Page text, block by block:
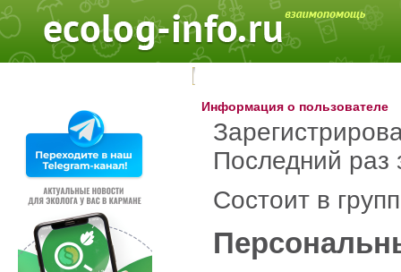
Информация о пользователе
Последний
Состоит в